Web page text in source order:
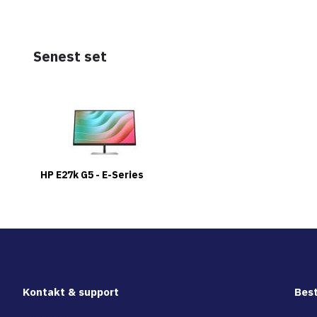
Senest set
HP E27k G5 - E-Series
Kontakt & support